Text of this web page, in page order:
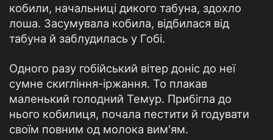
кобили, начальниці дикого табуна, здохло
лоша. Засумувала кобила, відбилася від
табуна й заблудилась у Гобі.
Одного разу гобійський вітер доніс до неї
сумне скигління-іржання. То плакав
маленький голодний Темур. Прибігла до
нього кобилиця, почала пестити й годувати
своїм повним од молока вим'ям.